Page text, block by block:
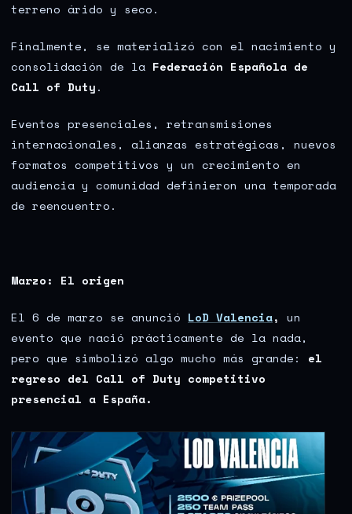
terreno árido y seco.
Finalmente, se materializó con el nacimiento y
consolidación de la Federación Española de
Call of Duty.
Eventos presenciales, retransmisiones
internacionales, alianzas estratégicas, nuevos
formatos competitivos y un crecimiento en
audiencia y comunidad definieron una temporada
de reencuentro.
Marzo: El origen
El 6 de marzo se anunció LoD Valencia, un
evento que nació prácticamente de la nada,
pero que simbolizó algo mucho más grande: el
regreso del Call of Duty competitivo
presencial a España.